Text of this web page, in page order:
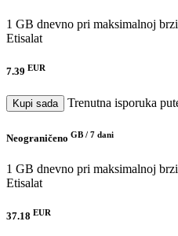
1 GB dnevno pri maksimalnoj
Etisalat
7.39 EUR
Kupi sada Trenutna isporuka
Neograničeno GB / 7 dani
1 GB dnevno pri maksimalnoj
Etisalat
37.18 EUR